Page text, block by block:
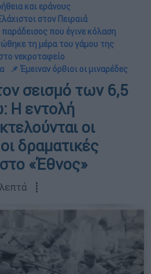
και εράνους
στον Πειραιά
παράδεισος που έγινε κόλαση
τη μέρα του γάμου της
νεκροταφείο
📌 Έμειναν όρθιοι οι μιναρέδες
σεισμό των 6,5
Η εντολή
οι
δραματικές
«Έθνος»
λεπτά ┋